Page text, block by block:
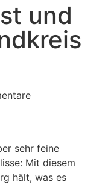
und
sehr feine
Mit diesem
hält, was es